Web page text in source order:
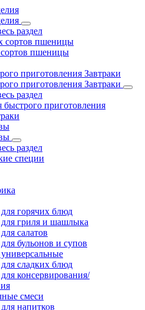
раздел
сортов пшеницы
пшеницы
приготовления Завтраки
приготовления Завтраки
раздел
приготовления
раздел
специи
горячих блюд
гриля и шашлыка
салатов
бульонов и супов
сладких блюд
консервирования/
смеси
напитков